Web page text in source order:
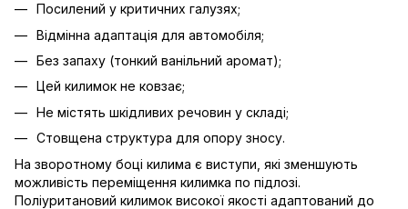
Посилений у критичних галузях;
Відмінна адаптація для автомобіля;
Без запаху (тонкий ванільний аромат);
Цей килимок не ковзає;
Не містять шкідливих речовин у складі;
Стовщена структура для опору зносу.
На зворотному боці килима є виступи, які зменшують
можливість переміщення килимка по підлозі.
Поліуритановий килимок високої якості адаптований до